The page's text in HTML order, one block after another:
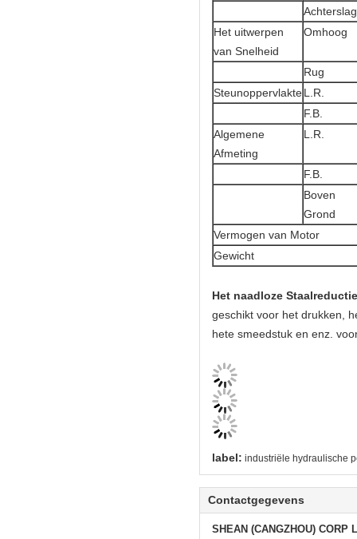
Achterslag
Het uitwerpen
van Snelheid
Omhoog
Rug
SteunoppervlakteL.R.
F.B.
Algemene
Afmeting
L.R.
F.B.
Boven
Grond
Vermogen van Motor
Gewicht
Het naadloze
geschikt voor het drukken,
hete smeedstuk en enz.
label: industriële hydraulische
Contactgegevens
SHEAN (CANGZHOU) CORP